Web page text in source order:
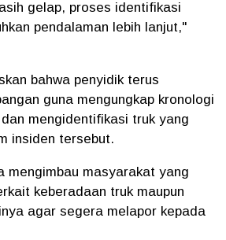
gelap, proses identifikasi
pendalaman lebih lanjut,"
bahwa penyidik terus
guna mengungkap kronologi
mengidentifikasi truk yang
insiden tersebut.
mengimbau masyarakat yang
keberadaan truk maupun
agar segera melapor kepada